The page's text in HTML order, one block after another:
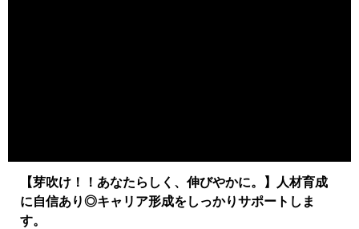
【芽吹け！！あなたらしく、伸びやかに。】人材育成
に自信あり◎キャリア形成をしっかりサポートしま
す。